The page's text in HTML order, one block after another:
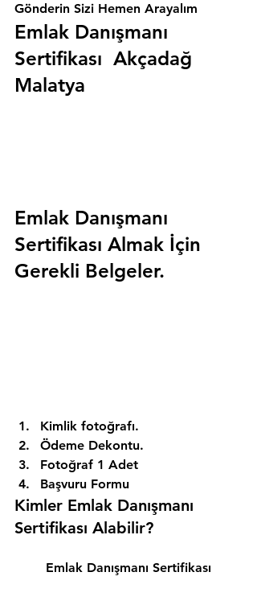
Gönderin Sizi Hemen Arayalım
Emlak Danışmanı
Sertifikası  Akçadağ
Malatya
Emlak Danışmanı
Sertifikası Almak İçin
Gerekli Belgeler.
Kimlik fotoğrafı.
Ödeme Dekontu.
Fotoğraf 1 Adet
Başvuru Formu
Kimler Emlak Danışmanı
Sertifikası Alabilir?
Emlak Danışmanı Sertifikası